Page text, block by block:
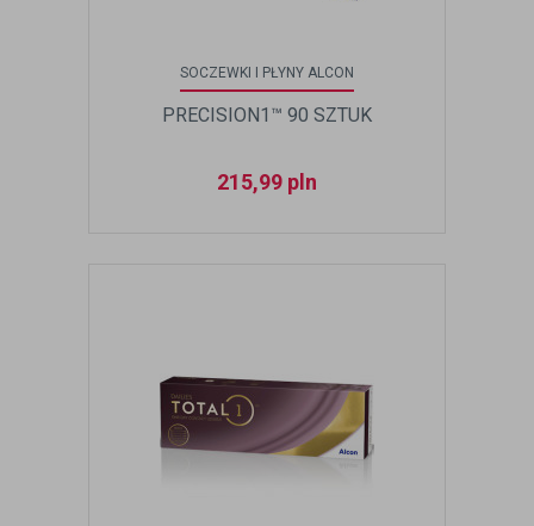
SOCZEWKI I PŁYNY ALCON
PRECISION1™ 90 SZTUK
215,99 pln